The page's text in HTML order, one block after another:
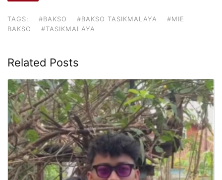
TAGS: #BAKSO #BAKSO TASIKMALAYA
#MIE
BAKSO
#TASIKMALAYA
Related Posts